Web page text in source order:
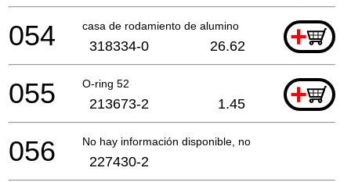
casa de rodamiento de alumino +
054 318334-0 26.62
O-ring 52 +
055 213673-2 1.45
No hay información disponible, no se puede pedir
056 227430-2